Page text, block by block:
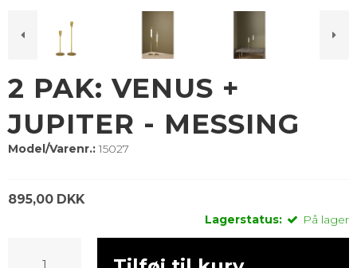
2 PAK: VENUS +
JUPITER - MESSING
Model/Varenr.: 15027
895,00 DKK
Lagerstatus: På lager